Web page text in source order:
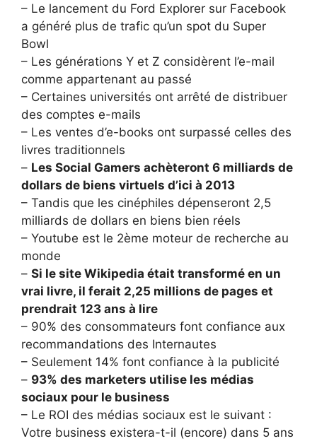
– Le lancement du Ford Explorer sur Facebook
a généré plus de trafic qu’un spot du Super
Bowl
– Les générations Y et Z considèrent l’e-mail
comme appartenant au passé
– Certaines universités ont arrêté de distribuer
des comptes e-mails
– Les ventes d’e-books ont surpassé celles des
livres traditionnels
– Les Social Gamers achèteront 6 milliards de
dollars de biens virtuels d’ici à 2013
– Tandis que les cinéphiles dépenseront 2,5
milliards de dollars en biens bien réels
– Youtube est le 2ème moteur de recherche au
monde
– Si le site Wikipedia était transformé en un
vrai livre, il ferait 2,25 millions de pages et
prendrait 123 ans à lire
– 90% des consommateurs font confiance aux
recommandations des Internautes
– Seulement 14% font confiance à la publicité
– 93% des marketers utilise les médias
sociaux pour le business
– Le ROI des médias sociaux est le suivant :
Votre business existera-t-il (encore) dans 5 ans